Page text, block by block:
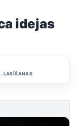
idejas
LASĪŠANAS